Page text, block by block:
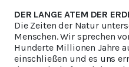
DER LANGE ATEM DER
Die Zeiten der Natur
Menschen. Wir sprechen
Hunderte Millionen Jahre
einschließen und es uns